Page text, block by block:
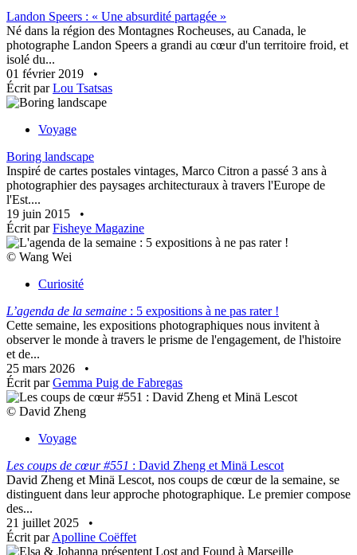
Landon Speers : « Une absurdité partagée »
Né dans la région des Montagnes Rocheuses, au Canada, le
photographe Landon Speers a grandi au cœur d'un territoire froid, et
isolé du...
01 février 2019
•
Écrit parLou Tsatsas
Voyage
Boring landscape
Inspiré de cartes postales vintages, Marco Citron a passé 3 ans à
photographier des paysages architecturaux à travers l'Europe de
l'Est....
19 juin 2015
•
Écrit parFisheye Magazine
© Wang Wei
Curiosité
L’agenda de la semaine : 5 expositions à ne pas rater !
Cette semaine, les expositions photographiques nous invitent à
observer le monde à travers le prisme de l'engagement, de l'histoire
et de...
25 mars 2026
•
Écrit parGemma Puig de Fabregas
© David Zheng
Voyage
Les coups de cœur #551 : David Zheng et Minä Lescot
David Zheng et Minä Lescot, nos coups de cœur de la semaine, se
distinguent dans leur approche photographique. Le premier compose
des...
21 juillet 2025
•
Écrit parApolline Coëffet